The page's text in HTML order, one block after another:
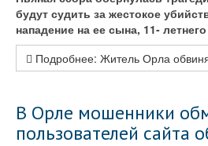
будут судить за жестокое
нападение на ее сына, 11-
Подробнее: Житель Орла
В Орле мошенники
пользователей сайта